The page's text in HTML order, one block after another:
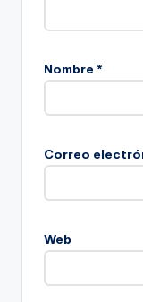
Nombre *
Correo
Web